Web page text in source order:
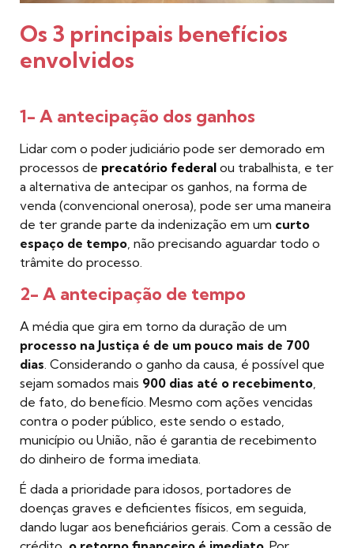
Os 3 principais benefícios
envolvidos
1- A antecipação dos ganhos
Lidar com o poder judiciário pode ser demorado em
processos de precatório federal ou trabalhista, e ter
a alternativa de antecipar os ganhos, na forma de
venda (convencional onerosa), pode ser uma maneira
de ter grande parte da indenização em um curto
espaço de tempo, não precisando aguardar todo o
trâmite do processo.
2- A antecipação de tempo
A média que gira em torno da duração de um
processo na Justiça é de um pouco mais de 700
dias . Considerando o ganho da causa, é possível que
sejam somados mais 900 dias até o recebimento
de fato, do benefício. Mesmo com ações vencidas
contra o poder público, este sendo o estado,
município ou União, não é garantia de recebimento
do dinheiro de forma imediata.
É dada a prioridade para idosos, portadores de
doenças graves e deficientes físicos, em seguida,
dando lugar aos beneficiários gerais. Com a cessão de